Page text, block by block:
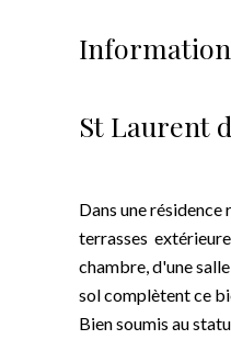
St Laurent
Dans une résidence
terrasses
chambre, d'une
sol complètent ce
Bien soumis au